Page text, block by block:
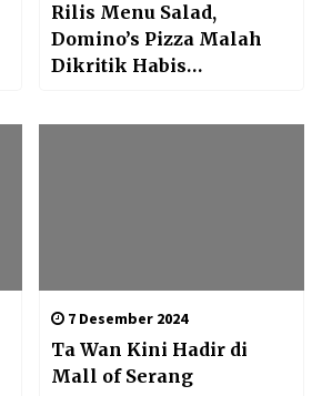
Rilis Menu Salad,
Domino’s Pizza Malah
Dikritik Habis
7 Desember 2024
Ta Wan Kini Hadir di
Mall of Serang